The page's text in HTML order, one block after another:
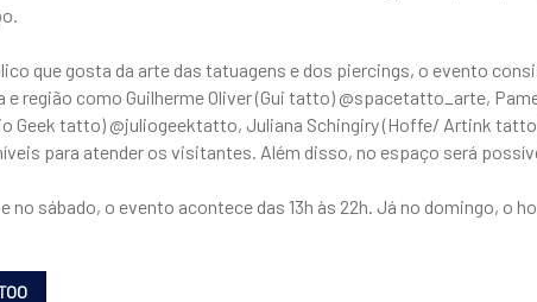
que gosta da arte das tatuagens e dos piercings, o evento
e região como Guilherme Oliver (Gui tatto) @spacetatto_arte,
Geek tatto) @juliogeektatto, Juliana Schingiry (Hoffe/ Artink
para atender os visitantes. Além disso, no espaço será
no sábado, o evento acontece das 13h às 22h. Já no domingo, o